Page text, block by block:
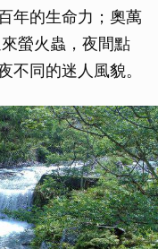
年的生命力；奧萬
螢火蟲，夜間點
不同的迷人風貌。